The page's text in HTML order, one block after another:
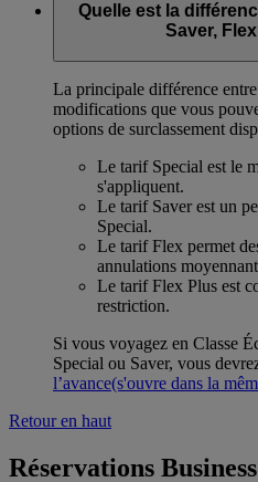
Quelle est la
Saver,
La principale différence
modifications que vous
options de surclassement
Le tarif Special est le
s'appliquent.
Le tarif Saver est un
Special.
Le tarif Flex permet
annulations
Le tarif Flex Plus est
restriction.
Si vous voyagez en Classe
Special ou Saver, vous
l’avance(s'ouvre dans la
Retour en haut
Réservations